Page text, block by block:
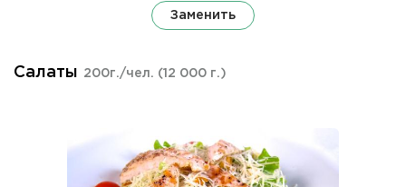
Заменить
Салаты 200г./чел. (12 000 г.)